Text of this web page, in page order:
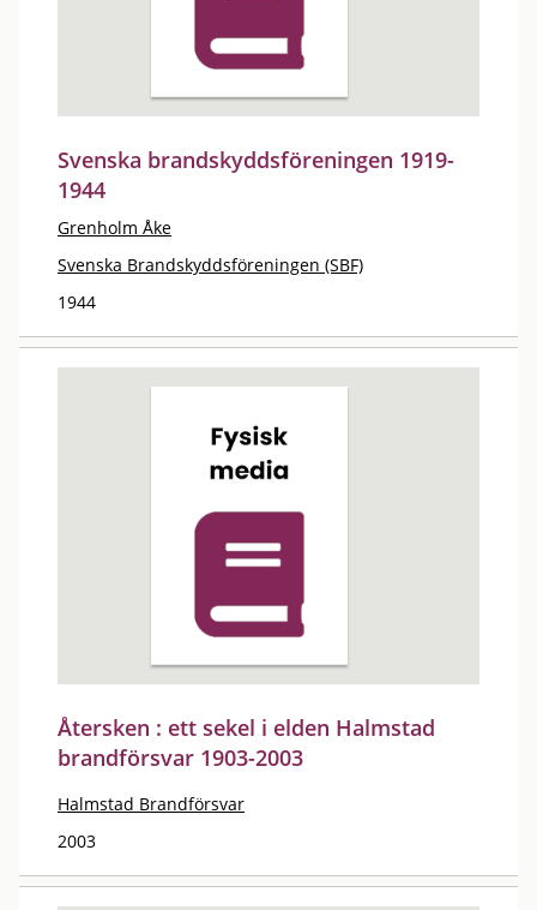
Svenska brandskyddsföreningen 1919-
1944
Grenholm Åke
Svenska Brandskyddsföreningen (SBF)
1944
Återsken : ett sekel i elden Halmstad
brandförsvar 1903-2003
Halmstad Brandförsvar
2003